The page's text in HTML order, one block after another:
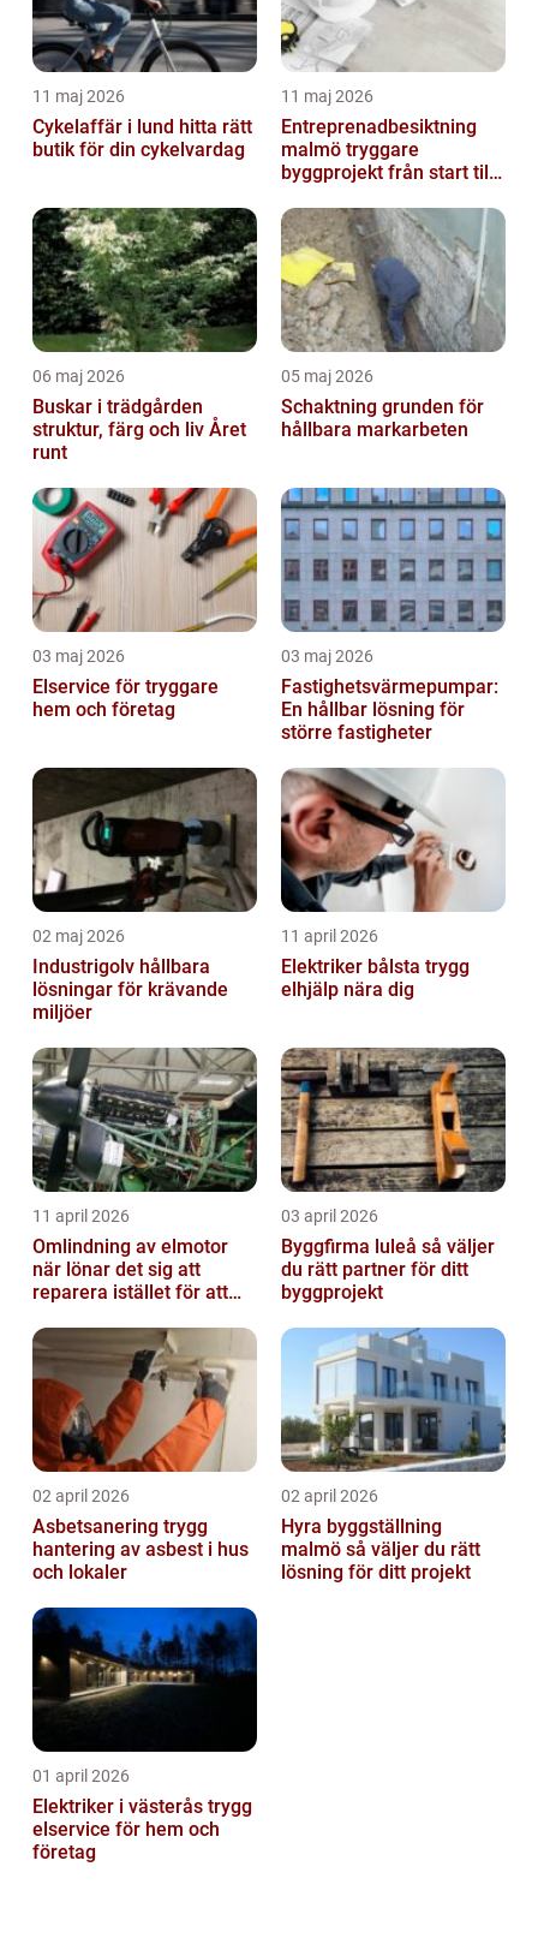
11 maj 2026
Cykelaffär i lund hitta rätt
butik för din cykelvardag
11 maj 2026
Entreprenadbesiktning
malmö tryggare
byggprojekt från start till
06 maj 2026
Buskar i trädgården
struktur, färg och liv Året
runt
05 maj 2026
Schaktning grunden för
hållbara markarbeten
03 maj 2026
Elservice för tryggare
hem och företag
03 maj 2026
Fastighetsvärmepumpar:
En hållbar lösning för
större fastigheter
02 maj 2026
Industrigolv hållbara
lösningar för krävande
miljöer
11 april 2026
Elektriker bålsta trygg
elhjälp nära dig
11 april 2026
Omlindning av elmotor
när lönar det sig att
reparera istället för att
03 april 2026
Byggfirma luleå så väljer
du rätt partner för ditt
byggprojekt
02 april 2026
Asbetsanering trygg
hantering av asbest i hus
och lokaler
02 april 2026
Hyra byggställning
malmö så väljer du rätt
lösning för ditt projekt
01 april 2026
Elektriker i västerås trygg
elservice för hem och
företag